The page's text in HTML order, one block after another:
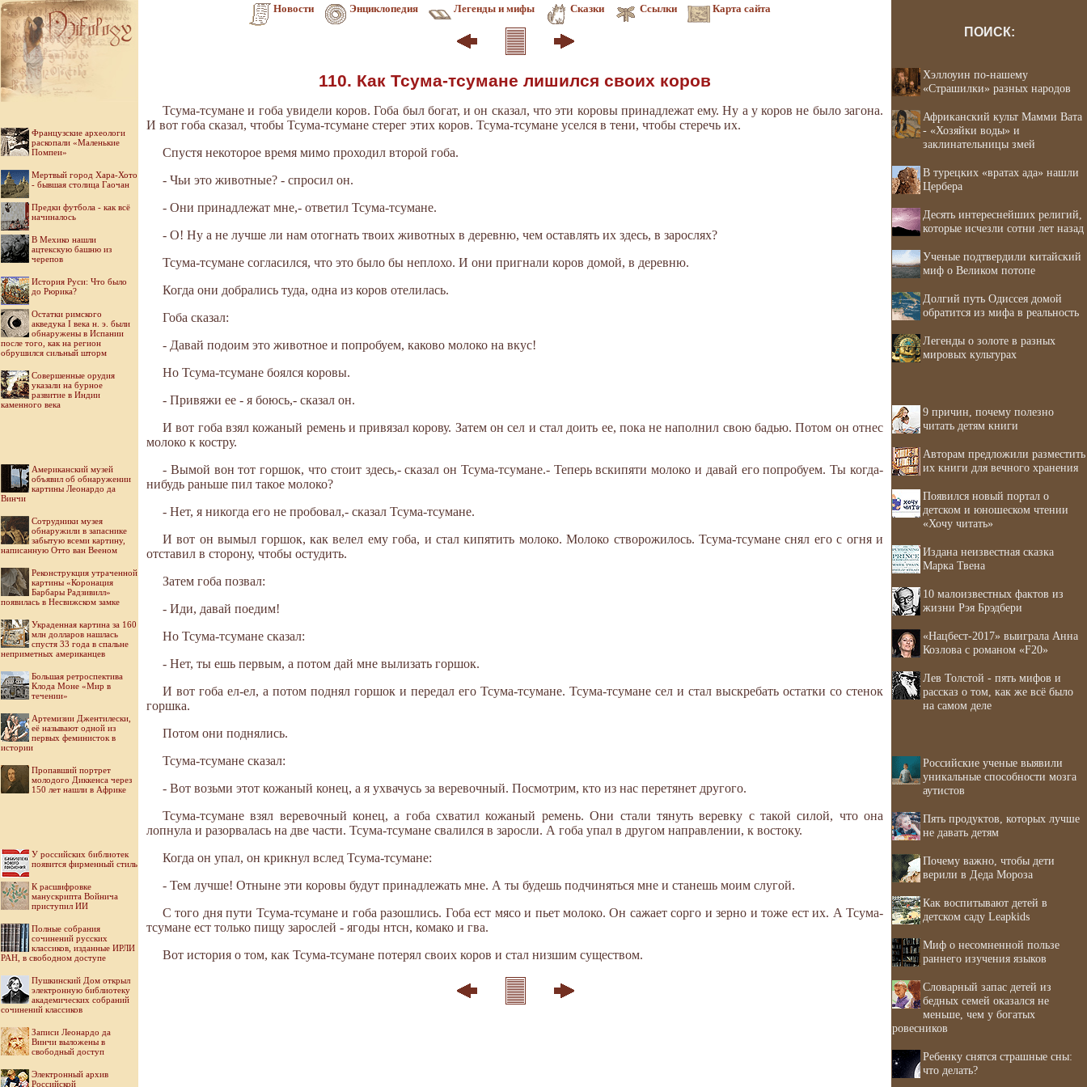
Новости Энциклопедия Легенды и мифы Сказки Ссылки Карта сайта
Французские археологи
раскопали «Маленькие
Помпеи»
Мертвый город Хара-Хото
- бывшая столица Гаочан
Предки футбола - как всё
начиналось
В Мехико нашли
ацтекскую башню из
черепов
История Руси: Что было
до Рюрика?
Остатки римского
акведука I века н. э. были
обнаружены в Испании
после того, как на регион
обрушился сильный шторм
Совершенные орудия
указали на бурное
развитие в Индии
каменного века
Американский музей
объявил об обнаружении
картины Леонардо да
Винчи
Cотрудники музея
обнаружили в запаснике
забытую всеми картину,
написанную Отто ван Вееном
Реконструкция утраченной
картины «Коронация
Барбары Радзивилл»
появилась в Несвижском замке
Украденная картина за 160
млн долларов нашлась
спустя 33 года в спальне
неприметных американцев
Большая ретроспектива
Клода Моне «Мир в
течении»
Артемизии Джентилески,
её называют одной из
первых феминисток в
истории
Пропавший портрет
молодого Диккенса через
150 лет нашли в Африке
У российских библиотек
появится фирменный стиль
К расшифровке
манускрипта Войнича
приступил ИИ
Полные собрания
сочинений русских
классиков, изданные ИРЛИ
РАН, в свободном доступе
Пушкинский Дом открыл
электронную библиотеку
академических собраний
сочинений классиков
Записи Леонардо да
Винчи выложены в
свободный доступ
Электронный архив
Российской
110. Как Тсума-тсумане лишился своих коров
Тсума-тсумане и гоба увидели коров. Гоба был богат, и он сказал, что эти коровы принадлежат ему. Ну а у коров не было загона.
И вот гоба сказал, чтобы Тсума-тсумане стерег этих коров. Тсума-тсумане уселся в тени, чтобы стеречь их.
Спустя некоторое время мимо проходил второй гоба.
- Чьи это животные? - спросил он.
- Они принадлежат мне,- ответил Тсума-тсумане.
- О! Ну а не лучше ли нам отогнать твоих животных в деревню, чем оставлять их здесь, в зарослях?
Тсума-тсумане согласился, что это было бы неплохо. И они пригнали коров домой, в деревню.
Когда они добрались туда, одна из коров отелилась.
Гоба сказал:
- Давай подоим это животное и попробуем, каково молоко на вкус!
Но Тсума-тсумане боялся коровы.
- Привяжи ее - я боюсь,- сказал он.
И вот гоба взял кожаный ремень и привязал корову. Затем он сел и стал доить ее, пока не наполнил свою бадью. Потом он отнес
молоко к костру.
- Вымой вон тот горшок, что стоит здесь,- сказал он Тсума-тсумане.- Теперь вскипяти молоко и давай его попробуем. Ты когда-
нибудь раньше пил такое молоко?
- Нет, я никогда его не пробовал,- сказал Тсума-тсумане.
И вот он вымыл горшок, как велел ему гоба, и стал кипятить молоко. Молоко створожилось. Тсума-тсумане снял его с огня и
отставил в сторону, чтобы остудить.
Затем гоба позвал:
- Иди, давай поедим!
Но Тсума-тсумане сказал:
- Нет, ты ешь первым, а потом дай мне вылизать горшок.
И вот гоба ел-ел, а потом поднял горшок и передал его Тсума-тсумане. Тсума-тсумане сел и стал выскребать остатки со стенок
горшка.
Потом они поднялись.
Тсума-тсумане сказал:
- Вот возьми этот кожаный конец, а я ухвачусь за веревочный. Посмотрим, кто из нас перетянет другого.
Тсума-тсумане взял веревочный конец, а гоба схватил кожаный ремень. Они стали тянуть веревку с такой силой, что она
лопнула и разорвалась на две части. Тсума-тсумане свалился в заросли. А гоба упал в другом направлении, к востоку.
Когда он упал, он крикнул вслед Тсума-тсумане:
- Тем лучше! Отныне эти коровы будут принадлежать мне. А ты будешь подчиняться мне и станешь моим слугой.
С того дня пути Тсума-тсумане и гоба разошлись. Гоба ест мясо и пьет молоко. Он сажает сорго и зерно и тоже ест их. А Тсума-
тсумане ест только пищу зарослей - ягоды нтсн, комако и гва.
Вот история о том, как Тсума-тсумане потерял своих коров и стал низшим существом.
ПОИСК:
Хэллоуин по-нашему
«Страшилки» разных народов
Африканский культ Мамми Вата
- «Хозяйки воды» и
заклинательницы змей
В турецких «вратах ада» нашли
Цербера
Десять интереснейших религий,
которые исчезли сотни лет назад
Ученые подтвердили китайский
миф о Великом потопе
Долгий путь Одиссея домой
обратится из мифа в реальность
Легенды о золоте в разных
мировых культурах
9 причин, почему полезно
читать детям книги
Авторам предложили разместить
их книги для вечного хранения
Появился новый портал о
детском и юношеском чтении
«Хочу читать»
Издана неизвестная сказка
Марка Твена
10 малоизвестных фактов из
жизни Рэя Брэдбери
«Нацбест-2017» выиграла Анна
Козлова с романом «F20»
Лев Толстой - пять мифов и
рассказ о том, как же всё было
на самом деле
Российские ученые выявили
уникальные способности мозга
аутистов
Пять продуктов, которых лучше
не давать детям
Почему важно, чтобы дети
верили в Деда Мороза
Как воспитывают детей в
детском саду Leapkids
Миф о несомненной пользе
раннего изучения языков
Словарный запас детей из
бедных семей оказался не
меньше, чем у богатых
ровесников
Ребенку снятся страшные сны:
что делать?